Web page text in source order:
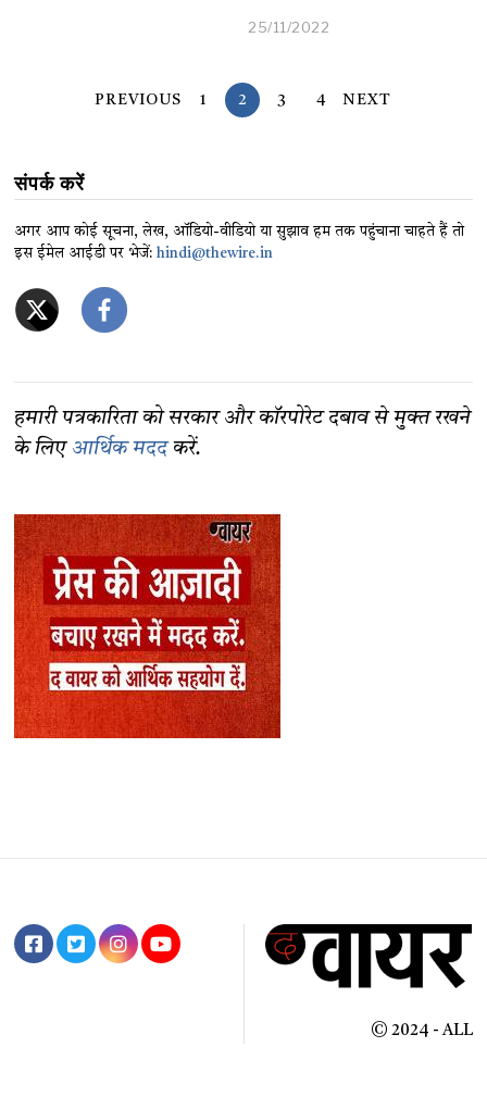
25/11/2022
PREVIOUS 1 2 3 4 NEXT
संपर्क करें
अगर आप कोई सूचना, लेख, ऑडियो-वीडियो या सुझाव हम तक पहुंचाना चाहते हैं तो
इस ईमेल आईडी पर भेजें:hindi@thewire.in
हमारी पत्रकारिता को सरकार और कॉरपोरेट दबाव से मुक्त रखने
के लिए आर्थिक मददकरें.
© 2024 - ALL